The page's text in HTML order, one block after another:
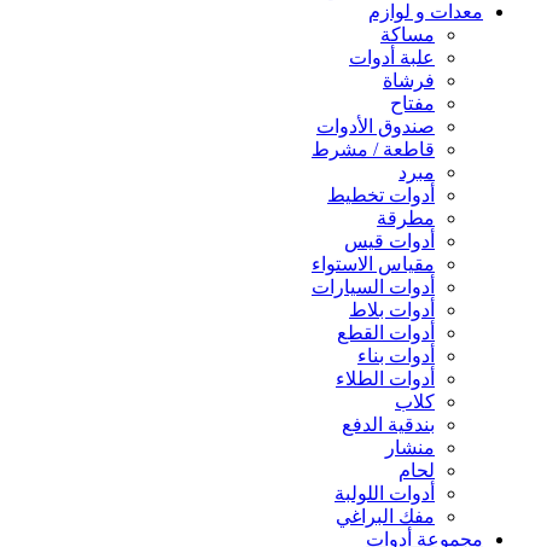
معدات و لوازم
مساكة
علبة أدوات
فرشاة
مفتاح
صندوق الأدوات
قاطعة / مشرط
مبرد
أدوات تخطيط
مطرقة
أدوات قيس
مقياس الاستواء
أدوات السيارات
أدوات بلاط
أدوات القطع
أدوات بناء
أدوات الطلاء
كلاب
بندقية الدفع
منشار
لحام
أدوات اللولبة
مفك البراغي
مجموعة أدوات